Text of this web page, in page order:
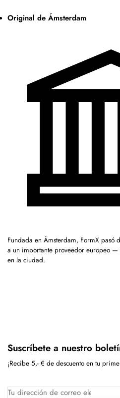
Original de Ámsterdam
Fundada en Ámsterdam, FormX pasó
a un importante proveedor europeo —
en la ciudad.
Suscríbete a nuestro
¡Recibe 5,- € de descuento en tu